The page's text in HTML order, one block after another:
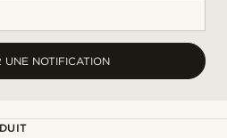
UNE NOTIFICATION